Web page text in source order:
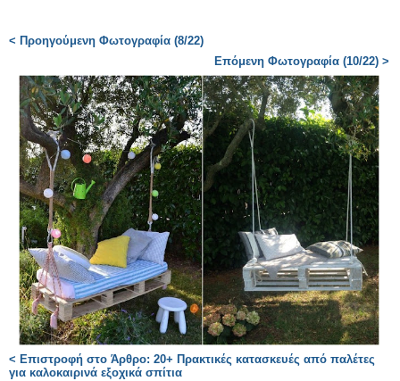
< Προηγούμενη Φωτογραφία (8/22)
Επόμενη Φωτογραφία (10/22) >
< Επιστροφή στο Άρθρο: 20+ Πρακτικές κατασκευές από παλέτες
για καλοκαιρινά εξοχικά σπίτια